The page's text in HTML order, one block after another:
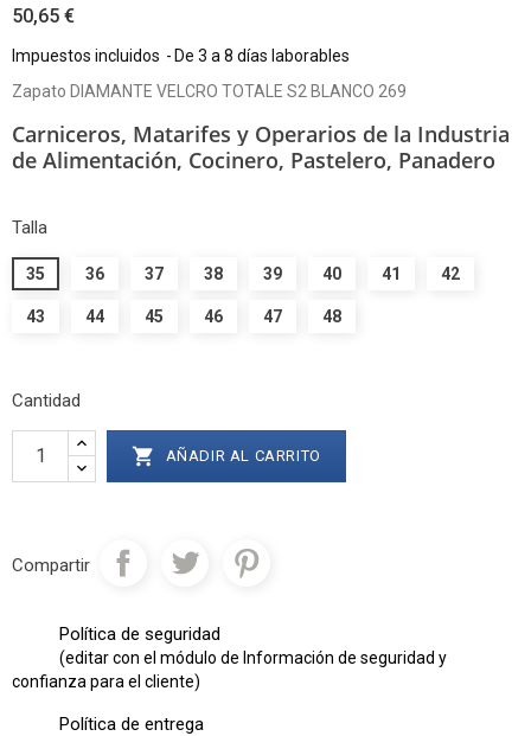
50,65 €
Impuestos incluidos
De 3 a 8 días laborables
Zapato DIAMANTE VELCRO TOTALE S2 BLANCO 269
Carniceros, Matarifes y Operarios de la Industria
de Alimentación, Cocinero, Pastelero, Panadero
Talla
35 36 37 38 39 40 41 42
43 44 45 46 47 48
Cantidad
 AÑADIR AL CARRITO
Compartir
Política de seguridad
(editar con el módulo de Información de seguridad y
confianza para el cliente)
Política de entrega